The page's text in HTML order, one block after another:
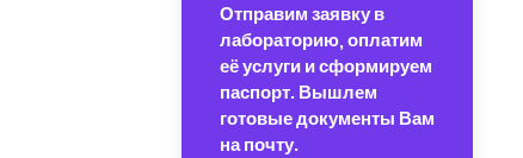
Отправим заявку в
лабораторию, оплатим
её услуги и сформируем
паспорт. Вышлем
готовые документы Вам
на почту.